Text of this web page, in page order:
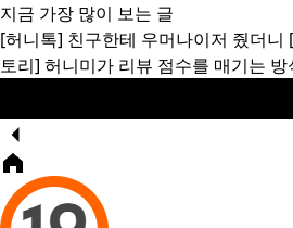
지금 가장 많이 보는 글
[허니톡] 친구한테 우머나이저 줬더니
토리] 허니미가 리뷰 점수를 매기는 방